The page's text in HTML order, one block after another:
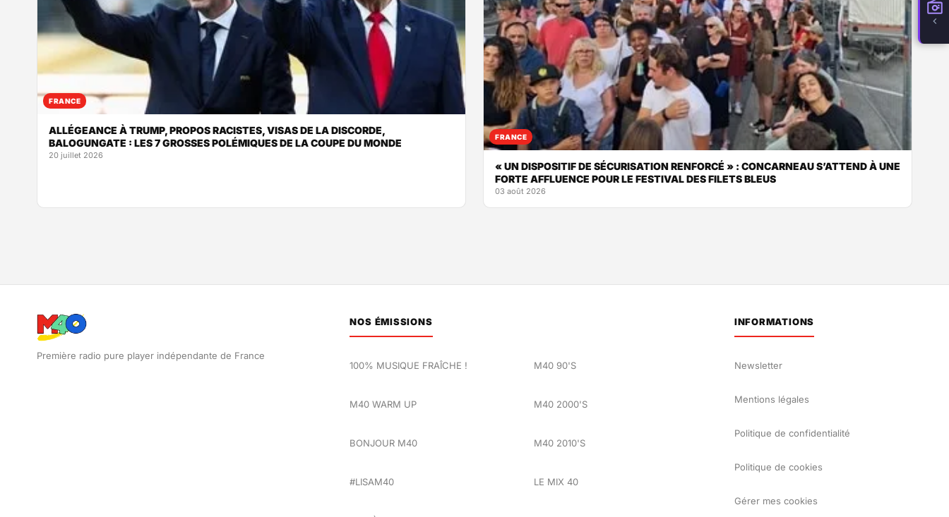
FRANCE
ALLÉGEANCE À TRUMP, PROPOS RACISTES, VISAS DE LA DISCORDE,
BALOGUNGATE : LES 7 GROSSES POLÉMIQUES DE LA COUPE DU MONDE
20 juillet 2026
FRANCE
« UN DISPOSITIF DE SÉCURISATION RENFORCÉ » : CONCARNEAU S’ATTEND À UNE
FORTE AFFLUENCE POUR LE FESTIVAL DES FILETS BLEUS
03 août 2026
Première radio pure player indépendante de France
NOS ÉMISSIONS
100% MUSIQUE FRAÎCHE !
M40 WARM UP
BONJOUR M40
#LISAM40
M40 90'S
M40 2000'S
M40 2010'S
LE MIX 40
INFORMATIONS
Newsletter
Mentions légales
Politique de confidentialité
Politique de cookies
Gérer mes cookies